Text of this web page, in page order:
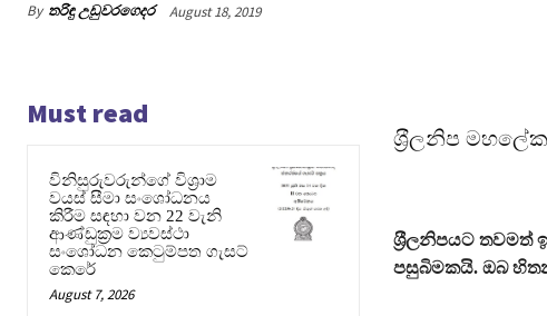
By තරිඳු උඩුවරගෙදර August 18, 2019
Must read
විනිසුරුවරුන්ගේ විශ්‍රාම
වයස් සීමා සංශෝධනය
කිරීම සඳහා වන 22 වැනි
ආණ්ඩුක්‍රම ව්‍යවස්ථා
සංශෝධන කෙටුම්පත ගැසට්
කෙරේ
August 7, 2026
ශ‍්‍රීලනිප
ශ‍්‍රීලනිපයට තවමත්
පසුබිමකයි. ඔබ